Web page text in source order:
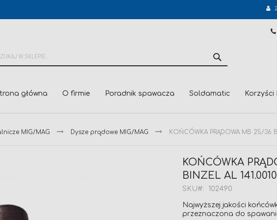
główna O firmie Poradnik spawacza Soldamatic Korzyści
MIG/MAG Dysze prądowe MIG/MAG KOŃCÓWKA PRĄDOWA MB 25/36
KOŃCÓWKA
BINZEL AL
SKU 102490
Najwyższej jakości
przeznaczona do